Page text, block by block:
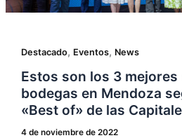
Destacado, Eventos, News
Estos son los 3
bodegas en Mendoza
«Best of» de las
4 de noviembre de 2022